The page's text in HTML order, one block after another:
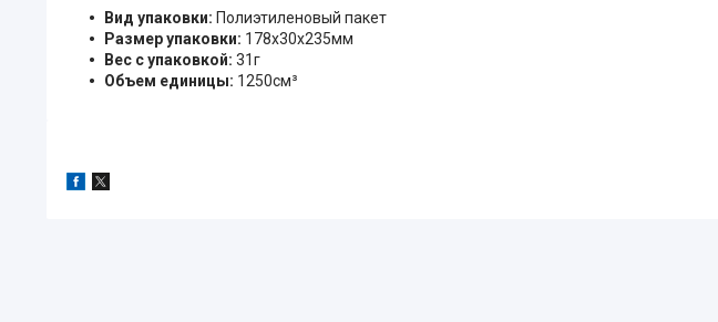
Вид упаковки: Полиэтиленовый пакет
Размер упаковки: 178x30x235мм
Вес с упаковкой: 31г
Объем единицы: 1250см³